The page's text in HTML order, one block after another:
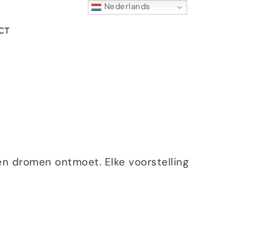
dromen ontmoet. Elke voorstelling
Nederlands